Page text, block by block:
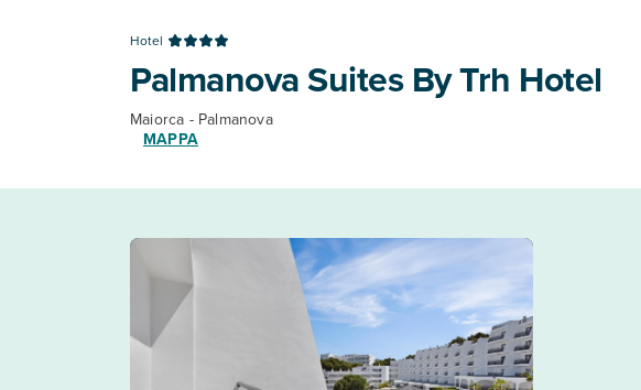
Hotel
Palmanova Suites By Trh Hotel
Maiorca - Palmanova
MAPPA